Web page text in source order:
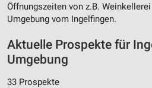
Öffnungszeiten von z.B.
Umgebung vom Ingelfingen.
Aktuelle Prospekte für
Umgebung
33 Prospekte